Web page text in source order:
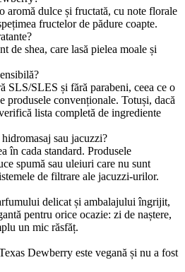
aromă dulce și fructată, cu note florale
fructelor de pădure coapte.
de shea, care lasă pielea moale și
SLS/SLES și fără parabeni, ceea ce o
produsele convenționale. Totuși, dacă
lista completă de ingrediente
sau jacuzzi?
în cada standard. Produsele
spumă sau uleiuri care nu sunt
de filtrare ale jacuzzi-urilor.
delicat și ambalajului îngrijit,
pentru orice ocazie: zi de naștere,
un mic răsfăț.
Dewberry este vegană și nu a fost